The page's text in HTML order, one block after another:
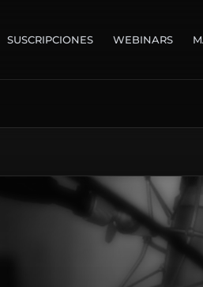
SUSCRIPCIONES WEBINARS